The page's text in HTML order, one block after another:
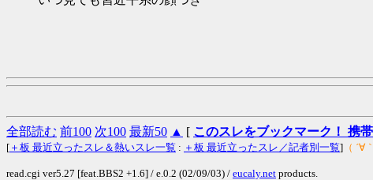
全部読む 前100 次100 最新50 ▲ [ このスレをブックマーク！ 携
[ ＋板 最近立ったスレ＆熱いスレ一覧 : ＋板 最近立ったスレ／記者別一覧] （ ´∀
read.cgi ver5.27 [feat.BBS2 +1.6] / e.0.2 (02/09/03) / eucaly.net products.